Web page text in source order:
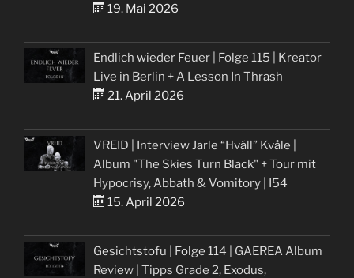
19. Mai 2026
Endlich wieder Feuer | Folge 115 | Kreator
Live in Berlin + A Lesson In Thrash
21. April 2026
VREID | Interview Jarle “Hváll” Kvåle |
Album "The Skies Turn Black" + Tour mit
Hypocrisy, Abbath & Vomitory | I54
15. April 2026
Gesichtstofu | Folge 114 | GAEREA Album
Review | Tipps Grade 2, Exodus,